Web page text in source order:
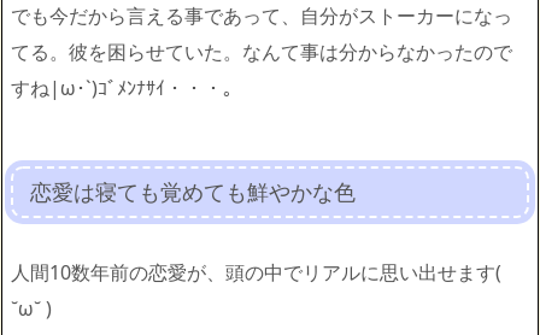
でも今だから言える事であって、自分がストーカーになっ
てる。彼を困らせていた。なんて事は分からなかったので
すね|ω･`)ｺﾞﾒﾝﾅｻｲ・・・。
恋愛は寝ても覚めても鮮やかな色
人間10数年前の恋愛が、頭の中でリアルに思い出せます(
˘ω˘ )